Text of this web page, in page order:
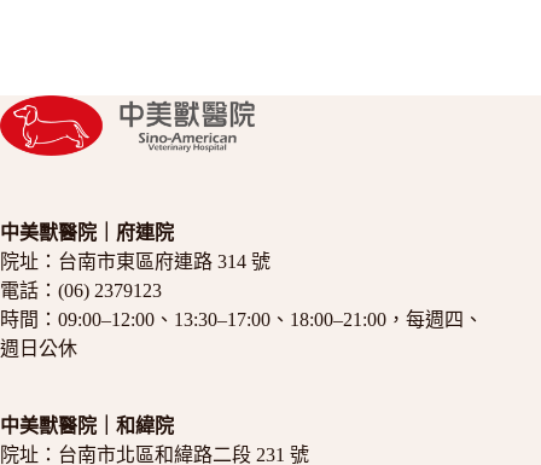
中美獸醫院｜府連院
院址： 台南市東區府連路 314 號
電話： (06) 2379123
時間：09:00–12:00、13:30–17:00、18:00–21:00，每週四、
週日公休
中美獸醫院｜和緯院
院址： 台南市北區和緯路二段 231 號